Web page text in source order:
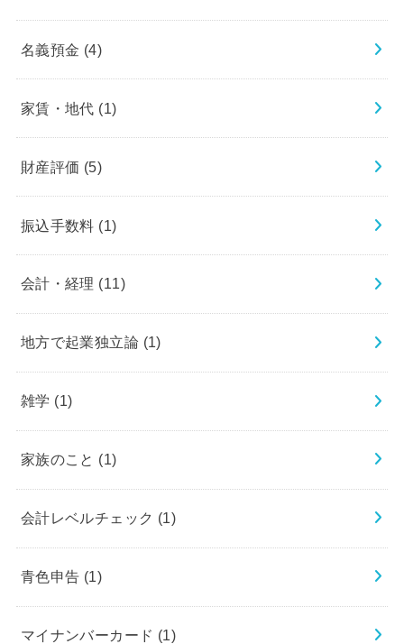
名義預金 (4)
家賃・地代 (1)
財産評価 (5)
振込手数料 (1)
会計・経理 (11)
地方で起業独立論 (1)
雑学 (1)
家族のこと (1)
会計レベルチェック (1)
青色申告 (1)
マイナンバーカード (1)